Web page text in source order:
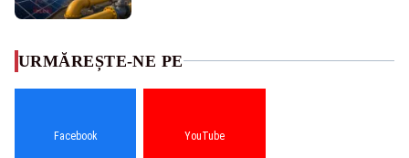
URMĂREȘTE-NE PE
Facebook YouTube